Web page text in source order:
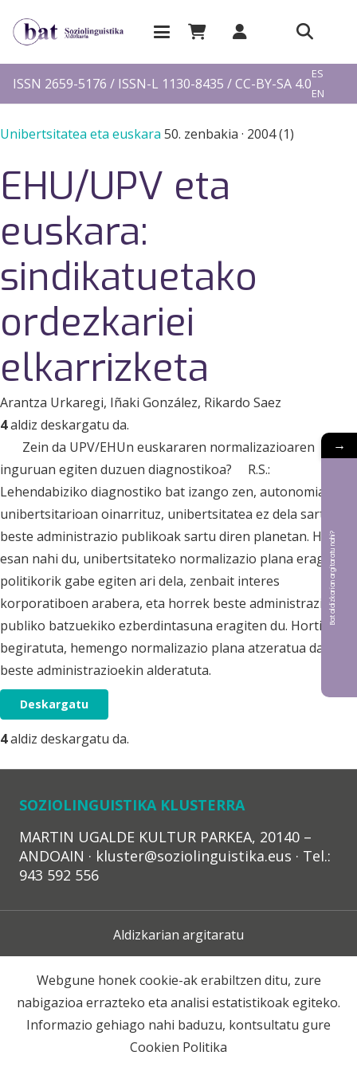
ISSN 2659-5176 / ISSN-L 1130-8435 / CC-BY-SA 4.0
ES
EN
Unibertsitatea eta euskara 50. zenbakia · 2004 (1)
EHU/UPV eta
euskara:
sindikatuetako
ordezkariei
elkarrizketa
Arantza Urkaregi, Iñaki González, Rikardo Saez
4aldiz deskargatu da.
Zein da UPV/EHUn euskararen normalizazioaren
inguruan egiten duzuen diagnostikoa? R.S.:
Lehendabiziko diagnostiko bat izango zen, autonomia
unibertsitarioan oinarrituz, unibertsitatea ez dela sartu
beste administrazio publikoak sartu diren planetan. Horrek
esan nahi du, unibertsitateko normalizazio plana eragin
politikorik gabe egiten ari dela, zenbait interes
korporatiboen arabera, eta horrek beste administrazio
publiko batzuekiko ezberdintasuna eragiten du. Hortik
begiratuta, hemengo normalizazio plana atzeratua dago
beste administrazioekin alderatuta.
Deskargatu
4aldiz deskargatu da.
SOZIOLINGUISTIKA KLUSTERRA
MARTIN UGALDE KULTUR PARKEA, 20140 –
ANDOAIN · kluster@soziolinguistika.eus · Tel.:
943 592 556
Aldizkarian argitaratu
Lege Oharra
Harpidetza
Webgune honek cookie-ak erabiltzen ditu, zure
nabigazioa errazteko eta analisi estatistikoak egiteko.
Informazio gehiago nahi baduzu, kontsultatu gure
Cookien Politika
→
Bat aldizkarian argitaratu nahi?